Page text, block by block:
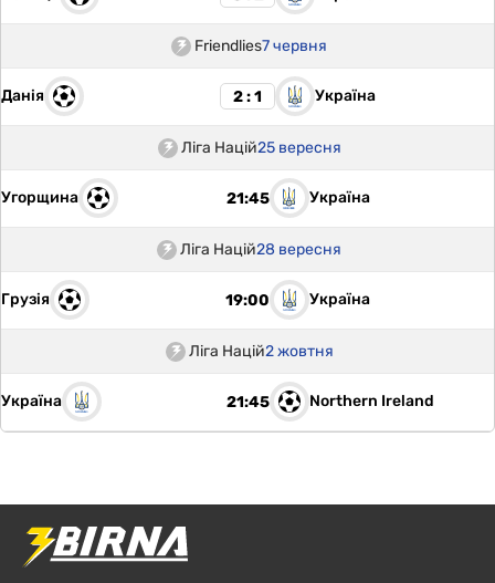
Friendlies7 червня
Данія 2 : 1 Україна
Ліга Націй25 вересня
Угорщина 21:45 Україна
Ліга Націй28 вересня
Грузія 19:00 Україна
Ліга Націй2 жовтня
Україна 21:45 Northern Ireland